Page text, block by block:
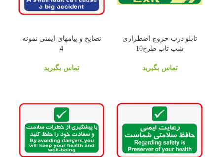
تابلو درب خروج اضطراری
شب تاب طرح10
تماس بگیرید
نصایح و پیامهای ایمنی نمونه
4
تماس بگیرید